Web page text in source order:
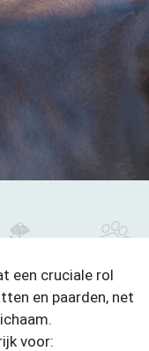
een cruciale rol
en paarden, net
voor: